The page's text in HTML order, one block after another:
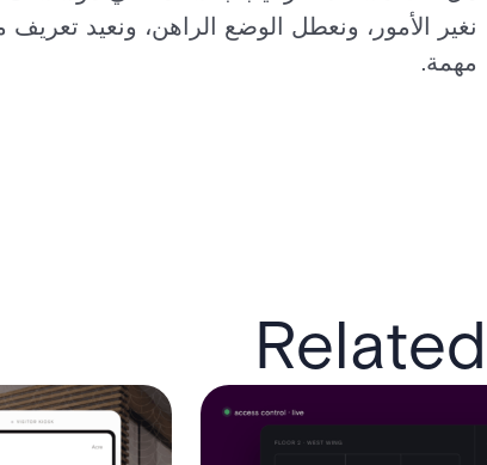
نغير الأمور، ونعطل الوضع الراهن، ونعيد
مهمة.